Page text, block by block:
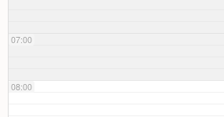
07:00
08:00